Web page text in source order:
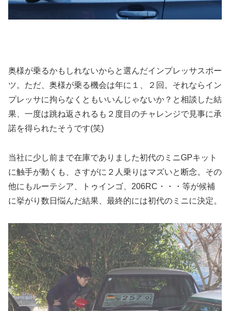
奥様が乗るかもしれないからと選んだインプレッサスポー
ツ。ただ、奥様が乗る機会は年に１、２回。それならイン
プレッサに拘らなくともいいんじゃないか？と相談した結
果、一度は跳ね返されるも２度目のチャレンジで見事に承
諾を得られたそうです(笑)
当社に少し前まで在庫でありました初代のミニGPキット
に触手が動くも、さすがに２人乗りはマズいと断念。その
他にもルーテシア、トゥインゴ、206RC・・・等が候補
に挙がり数日悩んだ結果、最終的には初代のミニに決定。